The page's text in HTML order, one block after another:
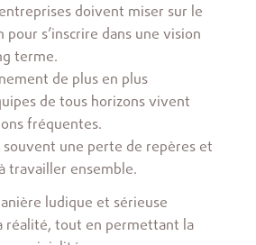
doivent miser sur le
s’inscrire dans une vision
terme.
de plus en plus
de tous horizons vivent
fréquentes.
une perte de repères et
travailler ensemble.
ludique et sérieuse
réalité, tout en permettant la